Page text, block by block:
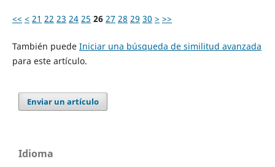
<< < 21 22 23 24 25 26 27 28 29 30 > >>
También puede Iniciar una búsqueda de similitud avanzada
para este artículo.
Enviar un artículo
Idioma